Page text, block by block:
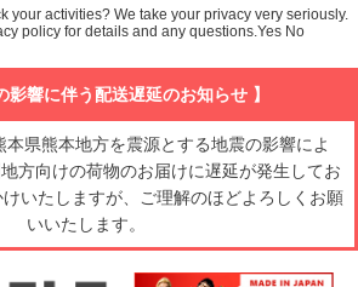
影響に伴う配送遅延のお知らせ 】
県熊本地方を震源とする地震の影響によ
方向けの荷物のお届けに遅延が発生してお
いたしますが、ご理解のほどよろしくお願
いいたします。
your activities? We take your privacy very seriously.
policy for details and any questions.Yes No